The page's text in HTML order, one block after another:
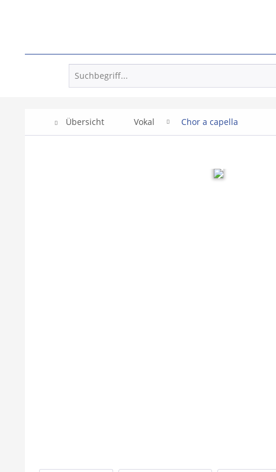
Übersicht Vokal Chor a capella